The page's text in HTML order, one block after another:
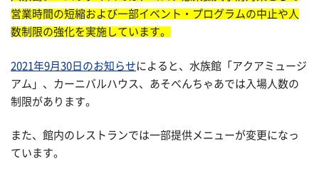
営業時間の短縮および一部イベント・プログラムの中止や人
数制限の強化を実施しています。
2021年9月30日のお知らせ によると、水族館「アクアミュージ
アム」、カーニバルハウス、あそべんちゃあでは入場人数の
制限があります。
また、館内のレストランでは一部提供メニューが変更になっ
ています。